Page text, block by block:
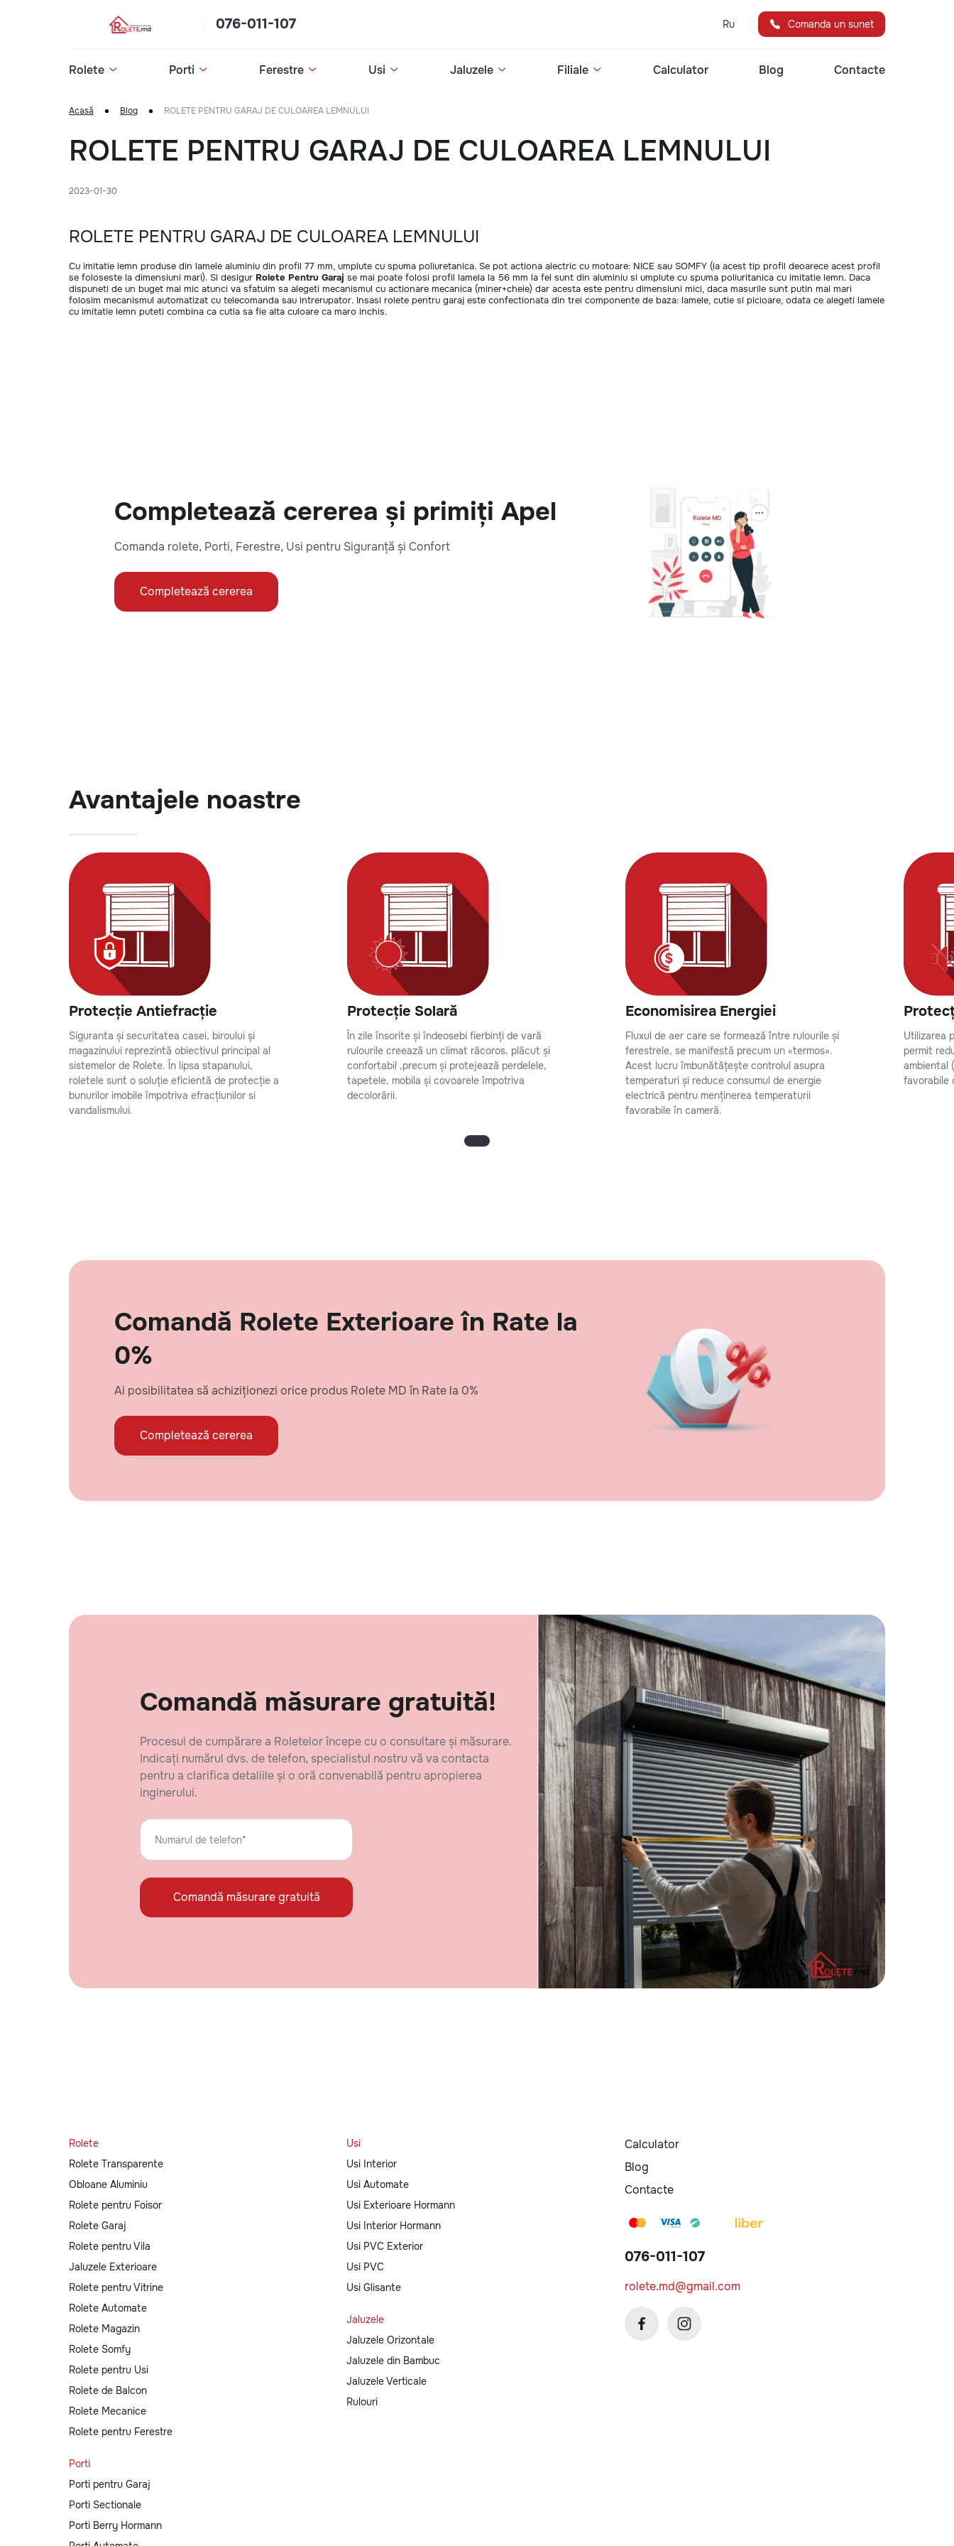
076-011-107 Ru Comanda un sunet
Rolete Porti Ferestre Usi Jaluzele Filiale Calculator Blog Contacte
Acasă Blog ROLETE PENTRU GARAJ DE CULOAREA LEMNULUI
ROLETE PENTRU GARAJ DE CULOAREA LEMNULUI
2023-01-30
ROLETE PENTRU GARAJ DE CULOAREA LEMNULUI
Cu imitatie lemn produse din lamele aluminiu din profil 77 mm, umplute cu spuma poliuretanica. Se pot actiona alectric cu motoare: NICE sau SOMFY (la acest tip profil deoarece acest profil
se foloseste la dimensiuni mari). Si desigur Rolete Pentru Garaj se mai poate folosi profil lamela la 56 mm la fel sunt din aluminiu si umplute cu spuma poliuritanica cu imitatie lemn. Daca
dispuneti de un buget mai mic atunci va sfatuim sa alegeti mecanismul cu actionare mecanica (miner+cheie) dar acesta este pentru dimensiuni mici, daca masurile sunt putin mai mari
folosim mecanismul automatizat cu telecomanda sau intrerupator. Insasi rolete pentru garaj este confectionata din trei componente de baza: lamele, cutie si picioare, odata ce alegeti lamele
cu imitatie lemn puteti combina ca cutia sa fie alta culoare ca maro inchis.
Completează cererea și primiți Apel
Comanda rolete, Porti, Ferestre, Usi pentru Siguranță și Confort
Completează cererea
Avantajele noastre
Protecție Antiefracție
Siguranta și securitatea casei, biroului și
magazinului reprezintă obiectivul principal al
sistemelor de Rolete. În lipsa stapanului,
roletele sunt o soluție eficientă de protecție a
bunurilor imobile împotriva efracțiunilor si
vandalismului.
Protecție Solară
În zile însorite și îndeosebi fierbinți de vară
rulourile creează un climat răcoros, plăcut și
confortabil ,precum și protejează perdelele,
tapetele, mobila și covoarele împotriva
decolorării.
Economisirea Energiei
Fluxul de aer care se formează între rulourile și
ferestrele, se manifestă precum un «termos».
Acest lucru îmbunătățește controlul asupra
temperaturi și reduce consumul de energie
electrică pentru menținerea temperaturii
favorabile în cameră.
Utilizarea
permit
ambiental
favorabile
Comandă Rolete Exterioare în Rate la
0%
Ai posibilitatea să achiziționezi orice produs Rolete MD în Rate la 0%
Completează cererea
Comandă măsurare gratuită!
Procesul de cumpărare a Roletelor începe cu o consultare și măsurare.
Indicați numărul dvs. de telefon, specialistul nostru vă va contacta
pentru a clarifica detaliile și o oră convenabilă pentru apropierea
inginerului.
Numarul de telefon*
Comandă măsurare gratuită
Rolete
Rolete Transparente
Obloane Aluminiu
Rolete pentru Foisor
Rolete Garaj
Rolete pentru Vila
Jaluzele Exterioare
Rolete pentru Vitrine
Rolete Automate
Rolete Magazin
Rolete Somfy
Rolete pentru Usi
Rolete de Balcon
Rolete Mecanice
Rolete pentru Ferestre
Porti
Porti pentru Garaj
Porti Sectionale
Porti Berry Hormann
Usi
Usi Interior
Usi Automate
Usi Exterioare Hormann
Usi Interior Hormann
Usi PVC Exterior
Usi PVC
Usi Glisante
Jaluzele
Jaluzele Orizontale
Jaluzele din Bambuc
Jaluzele Verticale
Rulouri
Calculator
Blog
Contacte
076-011-107
rolete.md@gmail.com